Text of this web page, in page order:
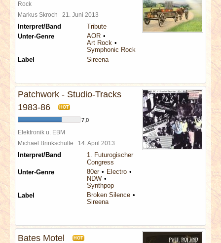
Rock
Markus Skroch 21. Juni 2013
Interpret/Band
Tribute
Unter-Genre
AOR
Art Rock
Symphonic Rock
Label
Sireena
Patchwork - Studio-Tracks
1983-86
HOT
7,0
Elektronik u. EBM
Michael Brinkschulte 14. April 2013
Interpret/Band
1. Futurogischer
Congress
Unter-Genre
80er
Electro
NDW
Synthpop
Label
Broken Silence
Sireena
Bates Motel HOT